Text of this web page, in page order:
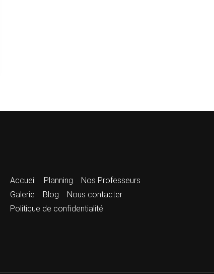
Accueil Planning
Nos Professeurs
Galerie
Blog
Nous contacter
Politique de confidentialité